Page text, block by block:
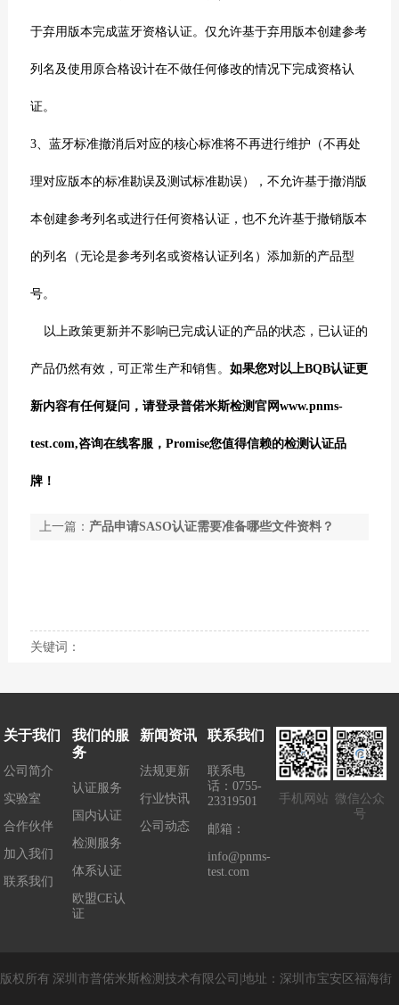
于弃用版本完成蓝牙资格认证。仅允许基于弃用版本创建参考
列名及使用原合格设计在不做任何修改的情况下完成资格认
证。
3、蓝牙标准撤消后对应的核心标准将不再进行维护（不再处
理对应版本的标准勘误及测试标准勘误），不允许基于撤消版
本创建参考列名或进行任何资格认证， 也不允许基于撤销版本
的列名（无论是参考列名或资格认证列名）添加新的产品型
号。
以上政策更新并不影响已完成认证的产品的状态，已认证的
产品仍然有效，可正常生产和销售。 如果您对以上BQB认证更
新内容有任何疑问，请登录普偌米斯检测官网www.pnms-
test.com,咨询在线客服，Promise您值得信赖的检测认证品
牌！
上一篇： 产品申请SASO认证需要准备哪些文件资料？
关键词：
关于我们
公司简介
实验室
合作伙伴
加入我们
联系我们
我们的服
务
认证服务
国内认证
检测服务
体系认证
欧盟CE认
证
新闻资讯
法规更新
行业快讯
公司动态
联系我们
联系电
话：0755-
23319501
邮箱：
info@pnms-
test.com
手机网站 微信公众
号
版权所有 深圳市普偌米斯检测技术有限公司 |地址： 深圳市宝安区福海街